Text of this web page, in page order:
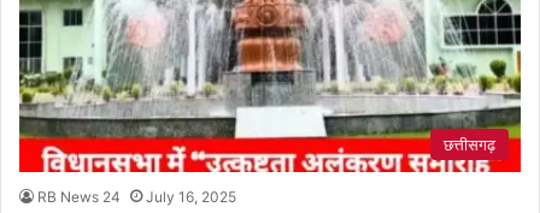
छत्तीसगढ़
RB News 24 July 16, 2025